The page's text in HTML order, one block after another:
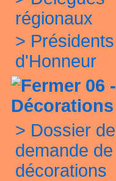
régionaux
> Présidents
d'Honneur
06 -
Décorations
> Dossier de
demande de
décorations